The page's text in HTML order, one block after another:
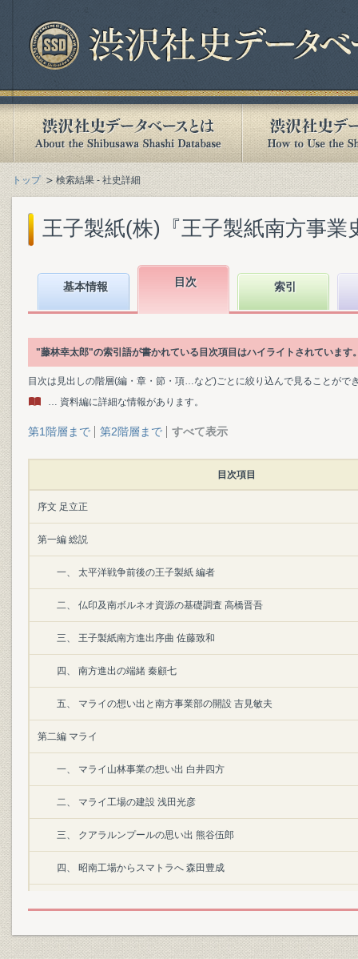
トップ 検索結果 - 社史詳細
王子製紙(株)『王子製紙南方事業
基本情報 目次 索引
"藤林幸太郎"の索引語が書かれている目次項目はハイライトされています
目次は見出しの階層(編・章・節・項…など)ごとに絞り込んで見ることがで
… 資料編に詳細な情報があります。
第1階層まで 第2階層まで すべて表示
目次項目
序文 足立正
第一編 総説
一、 太平洋戦争前後の王子製紙 編者
二、 仏印及南ボルネオ資源の基礎調査 高橋晋吾
三、 王子製紙南方進出序曲 佐藤致和
四、 南方進出の端緒 秦顧七
五、 マライの想い出と南方事業部の開設 吉見敏夫
第二編 マライ
一、 マライ山林事業の想い出 白井四方
二、 マライ工場の建設 浅田光彦
三、 クアラルンプールの思い出 熊谷伍郎
四、 昭南工場からスマトラへ 森田豊成
第三編 スマトラ